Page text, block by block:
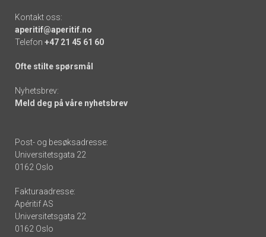
Kontakt oss:
aperitif@aperitif.no
Telefon +47 21 45 61 60
Ofte stilte spørsmål
Nyhetsbrev:
Meld deg på våre nyhetsbrev
Post- og besøksadresse:
Universitetsgata 22
0162 Oslo
Fakturaadresse:
Apéritif AS
Universitetsgata 22
0162 Oslo